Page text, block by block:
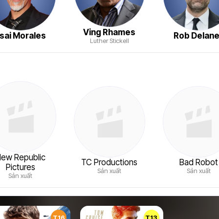
Morales Ving Rhames
Luther Stickell Rob
Republic
Pictures
Sản xuất
TC Productions
Sản xuất
Bad Robot
Sản xuất
T16 T13